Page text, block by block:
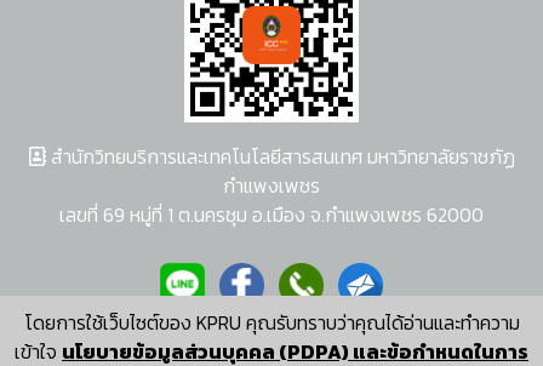
โดยการใช้เว็บไซต์ของ KPRU คุณรับทราบว่าคุณได้อ่านและทำความ
เข้าใจ นโยบายข้อมูลส่วนบุคคล (PDPA) และข้อกำหนดในการ
สำนักวิทยบริการและเทคโนโลยีสารสนเทศ มหาวิทยาลัยราชภัฏ
กำแพงเพชร
เลขที่ 69 หมู่ที่ 1 ต.นครชุม อ.เมือง จ.กำแพงเพชร 62000
ผู้พัฒนาระบบ อนุชา พวงผกา